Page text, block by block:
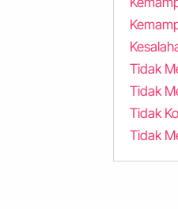
Tidak
Tidak
Tidak
Tidak